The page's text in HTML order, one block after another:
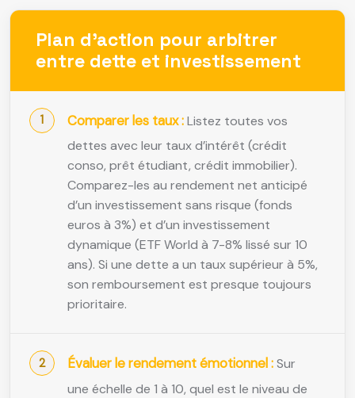
Plan d’action pour arbitrer
entre dette et investissement
Comparer les taux :Listez toutes vos
dettes avec leur taux d’intérêt (crédit
conso, prêt étudiant, crédit immobilier).
Comparez-les au rendement net anticipé
d’un investissement sans risque (fonds
euros à 3%) et d’un investissement
dynamique (ETF World à 7-8% lissé sur 10
ans). Si une dette a un taux supérieur à 5%,
son remboursement est presque toujours
prioritaire.
Évaluer le rendement émotionnel :Sur
une échelle de 1 à 10, quel est le niveau de